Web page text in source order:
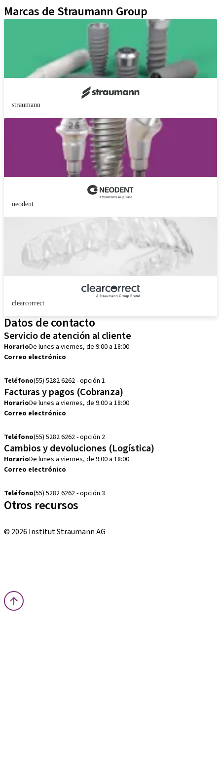
Marcas de Straumann Group
straumann
neodent
clearcorrect
Datos de contacto
Servicio de atención al cliente
HorarioDe lunes a viernes, de 9:00 a 18:00
Correo electrónico
Teléfono(55) 5282 6262 - opción 1
Facturas y pagos (Cobranza)
HorarioDe lunes a viernes, de 9:00 a 18:00
Correo electrónico
Teléfono(55) 5282 6262 - opción 2
Cambios y devoluciones (Logística)
HorarioDe lunes a viernes, de 9:00 a 18:00
Correo electrónico
Teléfono(55) 5282 6262 - opción 3
Otros recursos
© 2026 Institut Straumann AG